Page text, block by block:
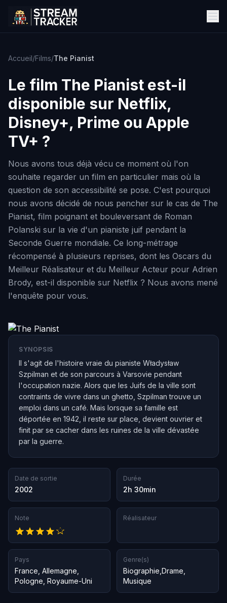
Accueil/Films/The Pianist
Le film The Pianist est-il
disponible sur Netflix,
Disney+, Prime ou Apple
TV+ ?
Nous avons tous déjà vécu ce moment où l'on
souhaite regarder un film en particulier mais où la
question de son accessibilité se pose. C'est pourquoi
nous avons décidé de nous pencher sur le cas de The
Pianist, film poignant et bouleversant de Roman
Polanski sur la vie d'un pianiste juif pendant la
Seconde Guerre mondiale. Ce long-métrage
récompensé à plusieurs reprises, dont les Oscars du
Meilleur Réalisateur et du Meilleur Acteur pour Adrien
Brody, est-il disponible sur Netflix ? Nous avons mené
l'enquête pour vous.
SYNOPSIS
Il s'agit de l'histoire vraie du pianiste Władysław
Szpilman et de son parcours à Varsovie pendant
l'occupation nazie. Alors que les Juifs de la ville sont
contraints de vivre dans un ghetto, Szpilman trouve un
emploi dans un café. Mais lorsque sa famille est
déportée en 1942, il reste sur place, devient ouvrier et
finit par se cacher dans les ruines de la ville dévastée
par la guerre.
Date de sortie
2002
Durée
2h 30min
Note Réalisateur
Pays
France Allemagne
Pologne Royaume-Uni
Genre(s)
Biographie Drame
Musique